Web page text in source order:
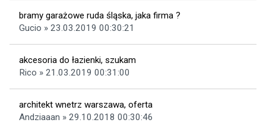
bramy garażowe ruda śląska, jaka firma ?
Gucio » 23.03.2019 00:30:21
akcesoria do łazienki, szukam
Rico » 21.03.2019 00:31:00
architekt wnetrz warszawa, oferta
Andziaaan » 29.10.2018 00:30:46